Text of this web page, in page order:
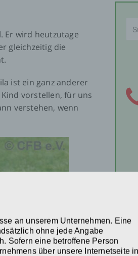
. Er wird heutzutage
gleichzeitig die
ist ein ganz anderer
vorstellen, für uns
verstehen, wenn
an unserem Unternehmen. Eine
ohne jede Angabe
Sofern eine betroffene Person
über unsere Internetseite in